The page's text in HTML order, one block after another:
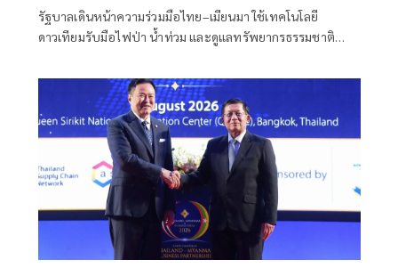
รัฐบาลเดินหน้าความร่วมมือไทย–เมียนมา ใช้เทคโนโลยี
ดาวเทียมรับมือไฟป่า น้ำท่วม และดูแลทรัพยากรธรรมชาติ